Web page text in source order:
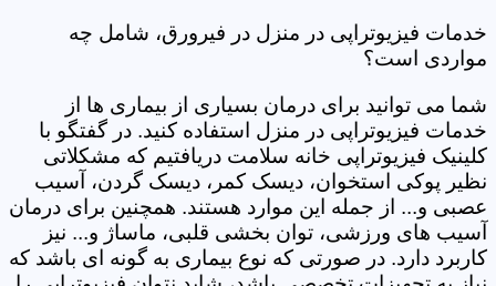
خدمات فیزیوتراپی در منزل در فیرورق، شامل چه
مواردی است؟
شما می توانید برای درمان بسیاری از بیماری ها از
خدمات فیزیوتراپی در منزل استفاده کنید. در گفتگو با
کلینیک فیزیوتراپی خانه سلامت دریافتیم که مشکلاتی
نظیر پوکی استخوان، دیسک کمر، دیسک گردن، آسیب
عصبی و... از جمله این موارد هستند. همچنین برای درمان
آسیب های ورزشی، توان بخشی قلبی، ماساژ و... نیز
کاربرد دارد. در صورتی که نوع بیماری به گونه ای باشد که